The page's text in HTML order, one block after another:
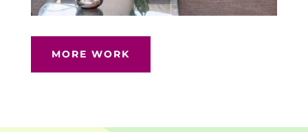
MORE WORK